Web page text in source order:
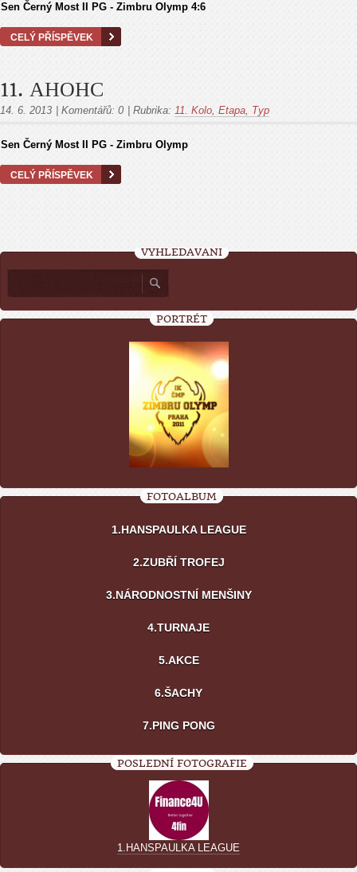
Sen Černý Most II PG - Zimbru Olymp 4:6
CELÝ PŘÍSPĚVEK
11. АНОНС
14. 6. 2013 Komentářů: 0 Rubrika: 11. Kolo, Etapa, Тур
Sen Černý Most II PG - Zimbru Olymp
CELÝ PŘÍSPĚVEK
VYHLEDÁVÁNÍ
PORTRÉT
FOTOALBUM
1.HANSPAULKA LEAGUE
2.ZUBŘÍ TROFEJ
3.NÁRODNOSTNÍ MENŠINY
4.TURNAJE
5.AKCE
6.ŠACHY
7.PING PONG
POSLEDNÍ FOTOGRAFIE
1.HANSPAULKA LEAGUE